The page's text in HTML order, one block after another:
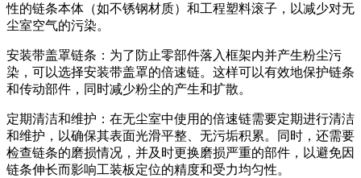
性的链条本体（如不锈钢材质）和工程塑料滚子，以减少对无
尘室空气的污染。
安装带盖罩链条：为了防止零部件落入框架内并产生粉尘污
染，可以选择安装带盖罩的倍速链。这样可以有效地保护链条
和传动部件，同时减少粉尘的产生和扩散。
定期清洁和维护：在无尘室中使用的倍速链需要定期进行清洁
和维护，以确保其表面光滑平整、无污垢积累。同时，还需要
检查链条的磨损情况，并及时更换磨损严重的部件，以避免因
链条伸长而影响工装板定位的精度和受力均匀性。